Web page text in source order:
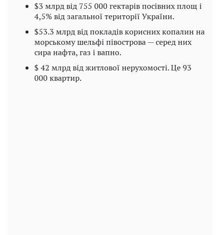
$3 млрд від 755 000 гектарів посівних площ і
4,5% від загальної території України.
$53.3 млрд від покладів корисних копалин на
морському шельфі півострова — серед них
сира нафта, газ і вапно.
$ 42 млрд від житлової нерухомості. Це 93
000 квартир.